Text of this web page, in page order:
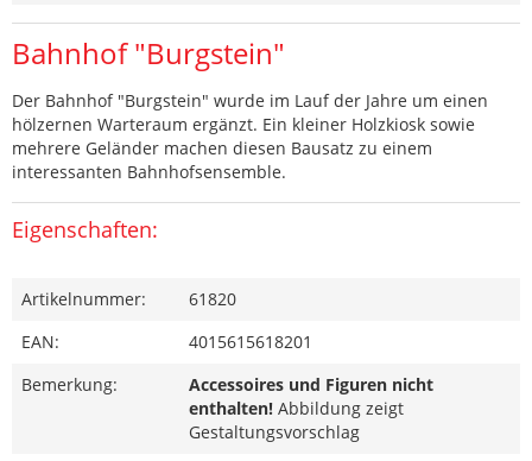
Bahnhof "Burgstein"
Der Bahnhof "Burgstein" wurde im Lauf der Jahre um einen
hölzernen Warteraum ergänzt. Ein kleiner Holzkiosk sowie
mehrere Geländer machen diesen Bausatz zu einem
interessanten Bahnhofsensemble.
Eigenschaften:
Artikelnummer:
61820
EAN:
4015615618201
Bemerkung:
Accessoires und Figuren nicht
enthalten! Abbildung zeigt
Gestaltungsvorschlag